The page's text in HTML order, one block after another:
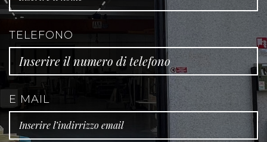
TELEFONO
E MAIL